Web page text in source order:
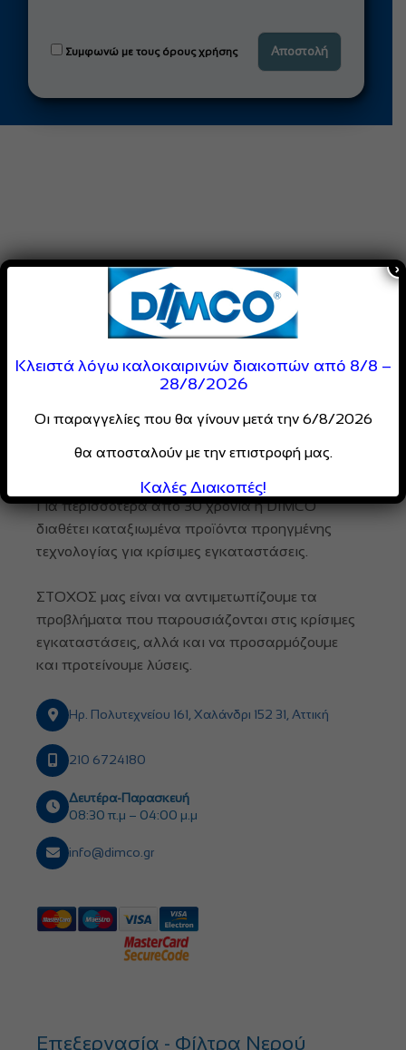
Συμφωνώ με τους όρους χρήσης
Για περισσότερα από 30 χρόνια η DIMCO
διαθέτει καταξιωμένα προϊόντα προηγμένης
τεχνολογίας για κρίσιμες εγκαταστάσεις.
ΣΤΟΧΟΣ μας είναι να αντιμετωπίζουμε τα
προβλήματα που παρουσιάζονται στις κρίσιμες
εγκαταστάσεις, αλλά και να προσαρμόζουμε
και προτείνουμε λύσεις.
Ηρ. Πολυτεχνείου 161, Χαλάνδρι 152 31, Αττική
210 6724180
Δευτέρα-Παρασκευή
08:30 π.μ – 04:00 μ.μ
info@dimco.gr
Επεξεργασία - Φίλτρα Νερού
Κλειστά λόγω καλοκαιρινών διακοπών από 8/8 –
28/8/2026
Οι παραγγελίες που θα γίνουν μετά την 6/8/2026
θα αποσταλούν με την επιστροφή μας.
Καλές Διακοπές!
×